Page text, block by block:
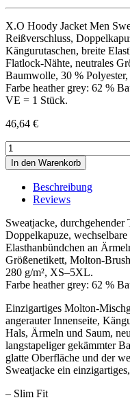
X.O Hoody Jacket Men
Reißverschluss,
Kängurutaschen, breite
Flatlock-Nähte, neutrales
Baumwolle, 30 %
Farbe heather grey: 62 %
VE = 1 Stück.
46,64 €
X.O
Hoody
Jacket
Men
quantity
In den Warenkorb
Beschreibung
Reviews
Sweatjacke,
Doppelkapuze,
Elasthanbündchen an
Größenetikett, Molton-
280 g/m², XS–5XL.
Farbe heather grey: 62 %
Einzigartiges Molton-
angerauter Innenseite,
Hals, Ärmeln und Saum,
langstapeliger gekämmter
glatte Oberfläche und der
Sweatjacke ein
– Slim Fit